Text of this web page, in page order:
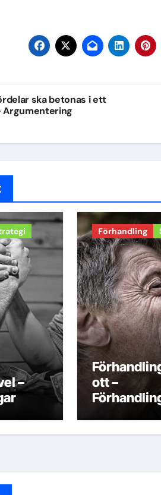
ska betonas i ett
Argumentering
–
Förhandling
ott –